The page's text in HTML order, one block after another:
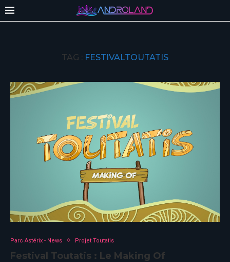
TAG : FESTIVALTOUTATIS
Parc Astérix - News Projet Toutatis
Festival Toutatis : Le Making Of